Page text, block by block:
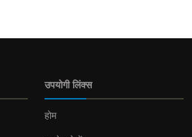
उपयोगी लिंक्स
होम